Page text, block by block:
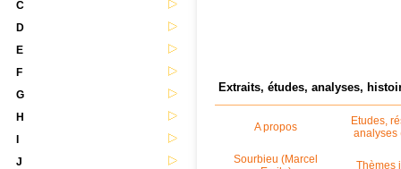
C
D
E
F
G
H
J
Extraits, études, analyses,
A propos
Etudes,
analyses
Sourbieu (Marcel
Thèmes